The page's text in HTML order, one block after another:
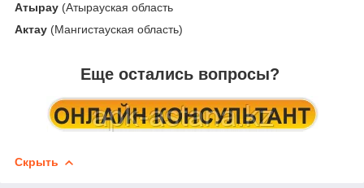
Атырау (Атырауская область
Актау (Мангистауская область)
Еще остались вопросы?
Скрыть